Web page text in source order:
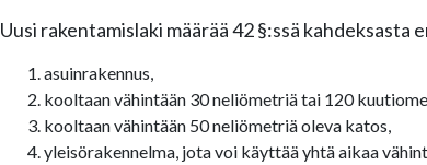
Uusi rakentamislaki määrää 42 §:ssä
asuinrakennus,
kooltaan vähintään 30 neliömetriä tai 120
kooltaan vähintään 50 neliömetriä oleva katos,
yleisörakennelma, jota voi käyttää yhtä aikaa